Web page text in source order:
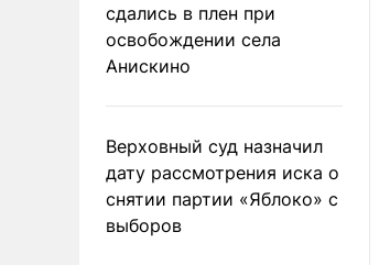
сдались в плен при
освобождении села
Анискино
Верховный суд назначил
дату рассмотрения иска о
снятии партии «Яблоко» с
выборов